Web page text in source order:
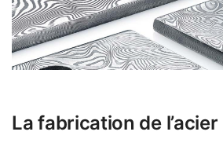
La fabrication de l’acier